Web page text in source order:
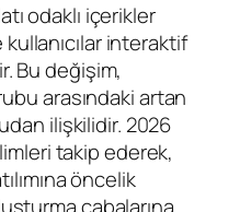
odaklı içerikler
interaktif
Bu değişim,
arasındaki artan
ilişkilidir. 2026
takip ederek,
öncelik